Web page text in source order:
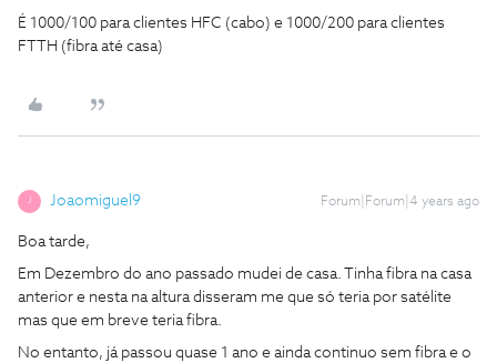
É 1000/100 para clientes HFC (cabo) e 1000/200 para clientes
FTTH (fibra até casa)
J Joaomiguel9 Forum|Forum|4 years ago
Boa tarde,
Em Dezembro do ano passado mudei de casa. Tinha fibra na casa
anterior e nesta na altura disseram me que só teria por satélite
mas que em breve teria fibra.
No entanto, já passou quase 1 ano e ainda continuo sem fibra e o